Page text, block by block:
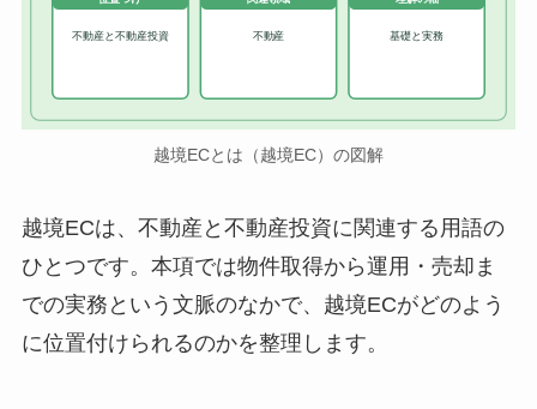
不動産と不動産投資 不動産 基礎と実務
越境ECとは（越境EC）の図解
越境ECは、不動産と不動産投資に関連する用語の
ひとつです。本項では物件取得から運用・売却ま
での実務という文脈のなかで、越境ECがどのよう
に位置付けられるのかを整理します。